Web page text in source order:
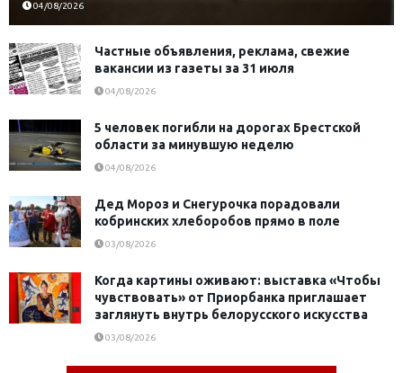
04/08/2026
Частные объявления, реклама, свежие
вакансии из газеты за 31 июля
04/08/2026
5 человек погибли на дорогах Брестской
области за минувшую неделю
04/08/2026
Дед Мороз и Снегурочка порадовали
кобринских хлеборобов прямо в поле
03/08/2026
Когда картины оживают: выставка «Чтобы
чувствовать» от Приорбанка приглашает
заглянуть внутрь белорусского искусства
03/08/2026